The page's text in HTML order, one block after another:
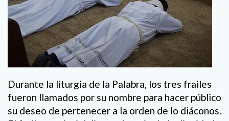
Durante la liturgia de la Palabra, los tres frailes
fueron llamados por su nombre para hacer público
su deseo de pertenecer a la orden de lo diáconos.